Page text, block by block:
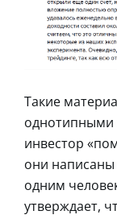
Такие
однотипными
инвестор
они написаны
одним
утверждает,